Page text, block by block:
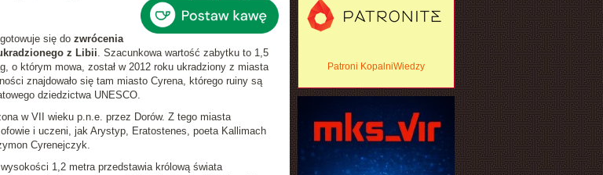
się do zwrócenia
z Libii. Szacunkowa wartość zabytku to 1,5
o którym mowa, został w 2012 roku ukradziony z miasta
znajdowało się tam miasto Cyrena, którego ruiny są
dziedzictwa UNESCO.
w VII wieku p.n.e. przez Dorów. Z tego miasta
i uczeni, jak Arystyp, Eratostenes, poeta Kallimach
Cyrenejczyk.
1,2 metra przedstawia królową świata
Patroni KopalniWiedzy